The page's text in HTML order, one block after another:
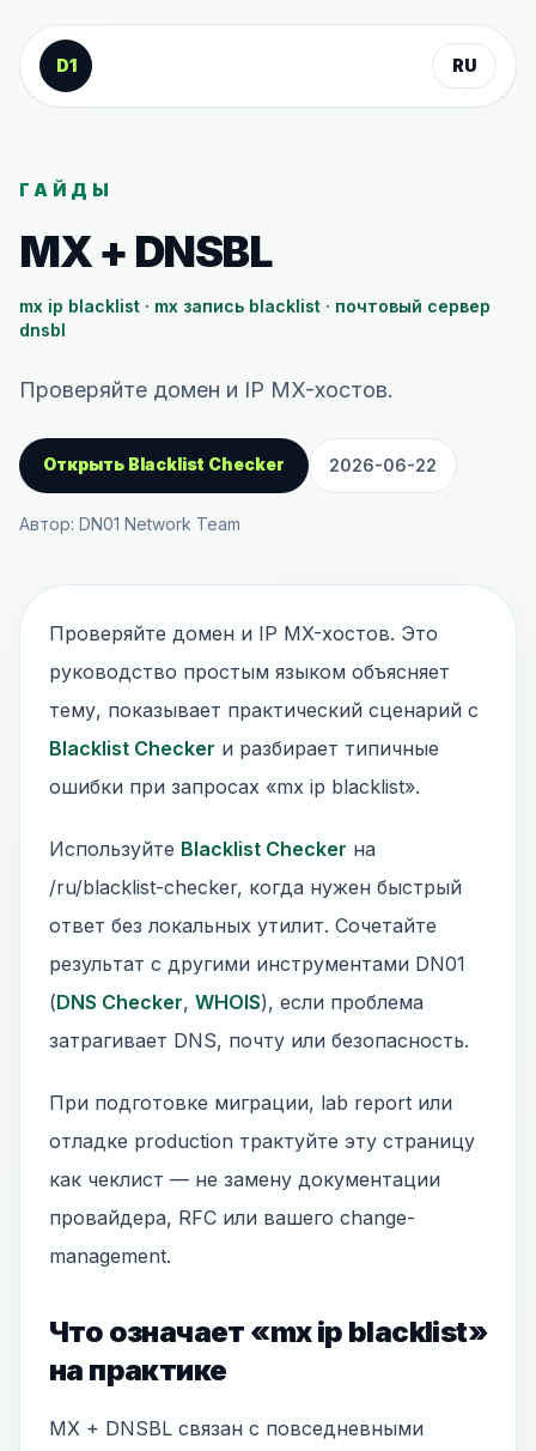
К содержанию
D1
RU
ГАЙДЫ
MX + DNSBL
mx ip blacklist · mx запись blacklist · почтовый сервер
dnsbl
Проверяйте домен и IP MX-хостов.
Открыть Blacklist Checker 2026-06-22
Автор: DN01 Network Team
Проверяйте домен и IP MX-хостов. Это
руководство простым языком объясняет
тему, показывает практический сценарий с
Blacklist Checker и разбирает типичные
ошибки при запросах «mx ip blacklist».
Используйте Blacklist Checker на
/ru/blacklist-checker, когда нужен быстрый
ответ без локальных утилит. Сочетайте
результат с другими инструментами DN01
(DNS Checker, WHOIS), если проблема
затрагивает DNS, почту или безопасность.
При подготовке миграции, lab report или
отладке production трактуйте эту страницу
как чеклист — не замену документации
провайдера, RFC или вашего change-
management.
Что означает «mx ip blacklist»
на практике
MX + DNSBL связан с повседневными